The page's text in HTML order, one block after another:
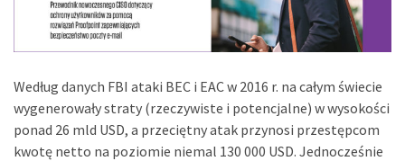
Według danych FBI ataki BEC i EAC w 2016 r. na całym świecie
wygenerowały straty (rzeczywiste i potencjalne) w wysokości
ponad 26 mld USD, a przeciętny atak przynosi przestępcom
kwotę netto na poziomie niemal 130 000 USD. Jednocześnie